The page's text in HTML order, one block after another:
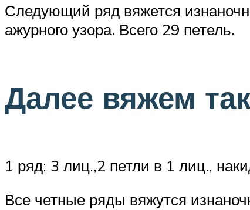
Следующий ряд вяжется
ажурного узора. Всего 29 петель.
Далее вяжем
1 ряд: 3 лиц.,2 петли в 1 лиц.,
Все четные ряды вяжутся